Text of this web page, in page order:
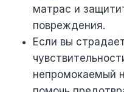
матрас и
повреждения.
Если вы
непромокаемый